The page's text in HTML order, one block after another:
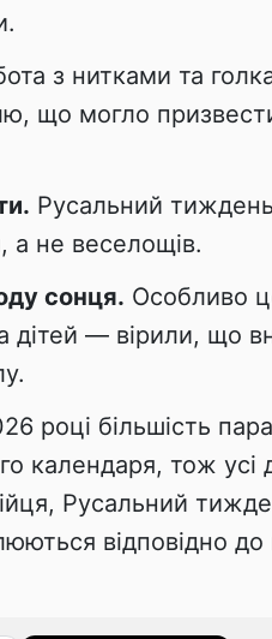
з нитками та
що могло
Русальний
а не веселощів.
сонця. Особливо
дітей — вірили, що
році більшість
календаря, тож усі
Русальний
відповідно до